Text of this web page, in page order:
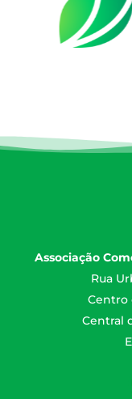
Associação
Rua
Centro
Central